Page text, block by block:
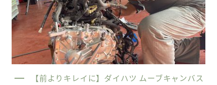
【前よりキレイに】ダイハツ ムーブキャンバス